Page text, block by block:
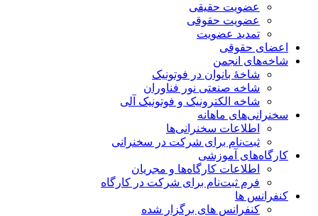
عضویت حقیقی
عضویت حقوقی
تمدید عضویت
اعضای حقوقی
شاخه‌های انجمن
شاخۀ بانوان در فوتونیک
شاخه صنعتی نور فناوران
شاخه‌ الکترونیک و فوتونیک آلی
سخنرانی‌های ماهانه
اطلاعات سخنرانی‌‌ها
ثبت‌نام برای شرکت در سخنرانی
کارگاه‌های آموزشی
اطلاعات کارگاه‌ها و مجریان
فرم ثبت‌نام برای شرکت در کارگاه
کنفرانس ها
کنفرانس های برگزار شده